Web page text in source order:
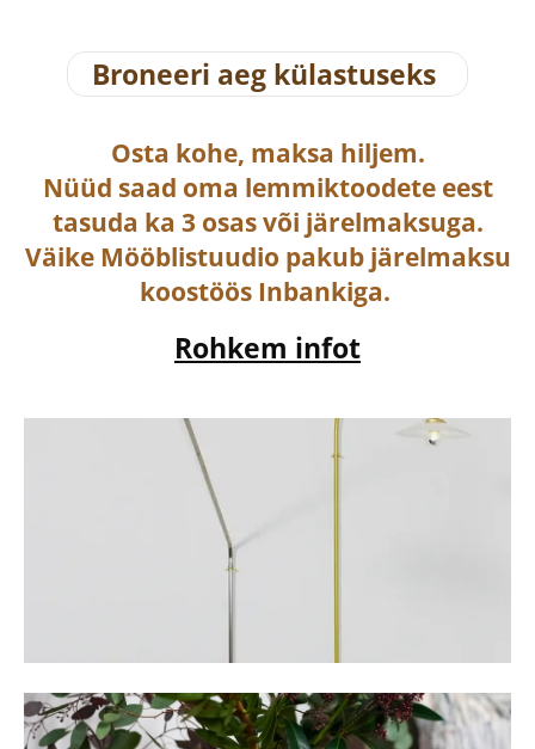
Broneeri aeg külastuseks
Osta kohe, maksa hiljem.
Nüüd saad oma lemmiktoodete eest
tasuda ka 3 osas või järelmaksuga.
Väike Mööblistuudio pakub järelmaksu
koostöös Inbankiga.
Rohkem infot